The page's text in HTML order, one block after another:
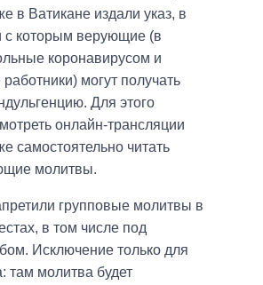
в Ватикане издали указ, в
с которым верующие (в
коронавирусом и
могут получать
Для этого
онлайн-трансляции
самостоятельно читать
молитвы.
групповые молитвы в
в том числе под
Исключение только для
там молитва будет